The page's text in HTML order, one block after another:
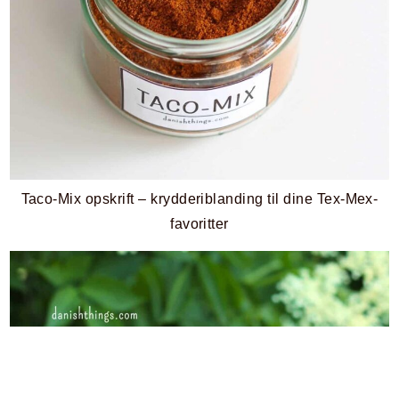
Taco-Mix opskrift – krydderiblanding til dine Tex-Mex-
favoritter